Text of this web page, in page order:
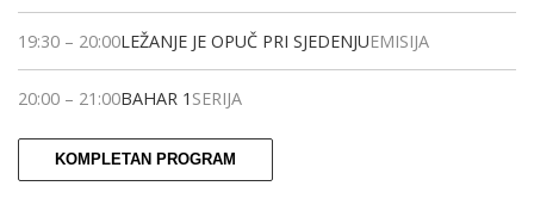
19:30 – 20:00LEŽANJE JE OPUČ PRI SJEDENJUEMISIJA
20:00 – 21:00BAHAR 1 SERIJA
KOMPLETAN PROGRAM